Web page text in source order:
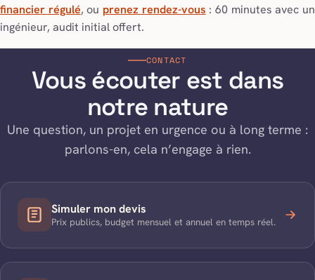
financier régulé, ou prenez rendez-vous : 60 minutes avec un
ingénieur, audit initial offert.
CONTACT
Vous écouter est dans
notre nature
Une question, un projet en urgence ou à long terme :
parlons-en, cela n’engage à rien.
Simuler mon devis
Prix publics, budget mensuel et annuel en temps réel.